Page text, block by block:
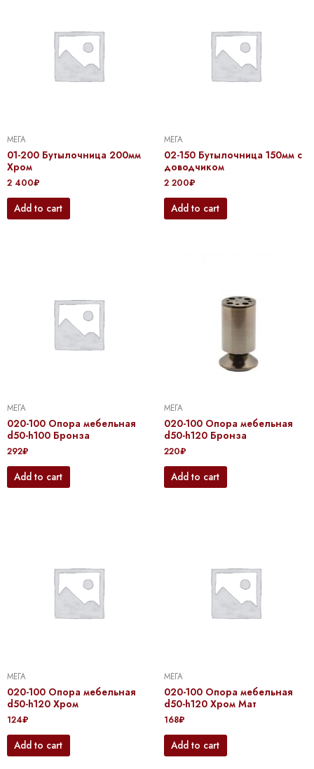
МЕГА
01-200 Бутылочница 200мм
Хром
2 400₽
Add to cart
МЕГА
02-150 Бутылочница 150мм с
доводчиком
2 200₽
Add to cart
МЕГА
020-100 Опора мебельная
d50-h100 Бронза
292₽
Add to cart
МЕГА
020-100 Опора мебельная
d50-h120 Бронза
220₽
Add to cart
МЕГА
020-100 Опора мебельная
d50-h120 Хром
124₽
Add to cart
МЕГА
020-100 Опора мебельная
d50-h120 Хром Мат
168₽
Add to cart